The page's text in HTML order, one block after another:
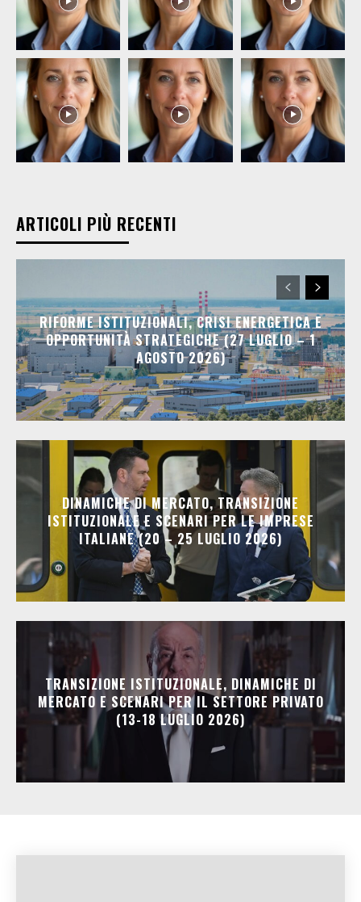
ARTICOLI PIÙ RECENTI
RIFORME ISTITUZIONALI, CRISI ENERGETICA E
OPPORTUNITÀ STRATEGICHE (27 LUGLIO – 1
AGOSTO 2026)
DINAMICHE DI MERCATO, TRANSIZIONE
ISTITUZIONALE E SCENARI PER LE IMPRESE
ITALIANE (20 – 25 LUGLIO 2026)
TRANSIZIONE ISTITUZIONALE, DINAMICHE DI
MERCATO E SCENARI PER IL SETTORE PRIVATO
(13-18 LUGLIO 2026)